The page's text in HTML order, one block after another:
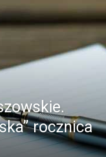
rocznica